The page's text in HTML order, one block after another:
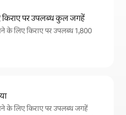
किराए पर उपलब्ध कुल जगहें
के लिए किराए पर उपलब्ध 1,800
के लिए किराए पर उपलब्ध जगहें